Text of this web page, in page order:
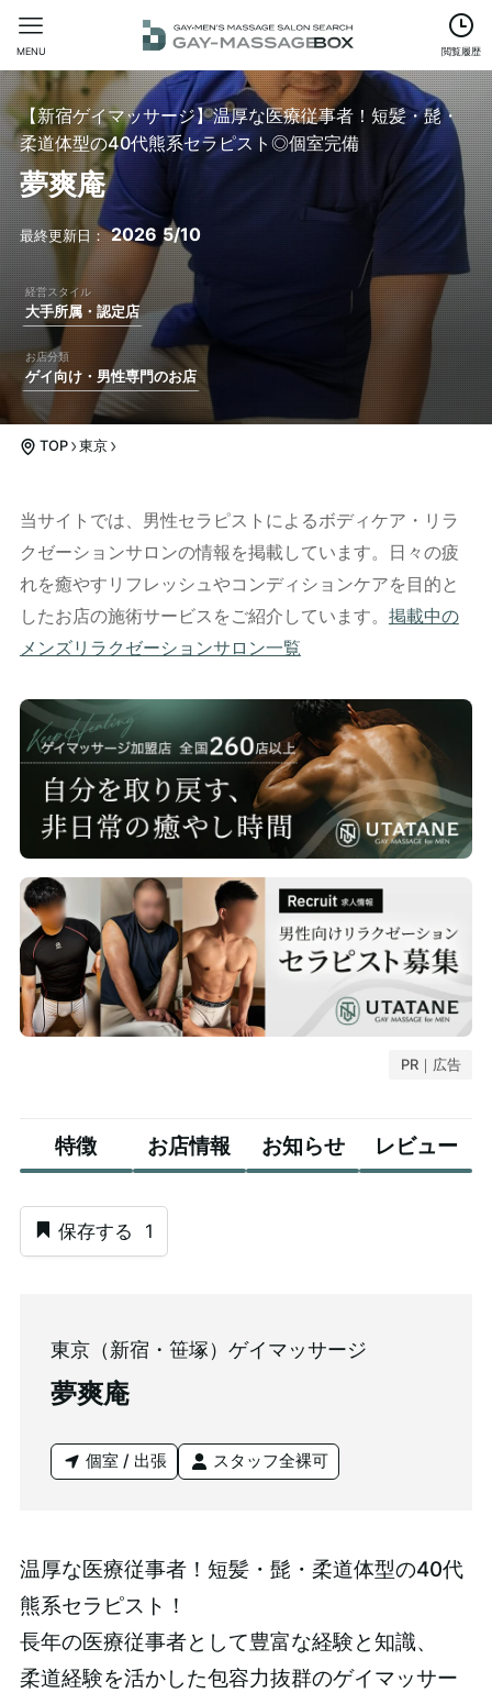
閲覧履歴
MENU
【新宿ゲイマッサージ】温厚な医療従事者！短髪・髭・
柔道体型の40代熊系セラピスト◎個室完備
夢爽庵
2026 5/10
大手所属・認定店
ゲイ向け・男性専門のお店
TOP 東京
当サイトでは、男性セラピストによるボディケア・リラ
クゼーションサロンの情報を掲載しています。日々の疲
れを癒やすリフレッシュやコンディションケアを目的と
したお店の施術サービスをご紹介しています。 掲載中の
メンズリラクゼーションサロン一覧
PR｜広告
特徴 お店情報 お知らせ レビュー
保存する 1
東京（新宿・笹塚）ゲイマッサージ
夢爽庵
個室 / 出張 スタッフ全裸可
温厚な医療従事者！短髪・髭・柔道体型の40代
熊系セラピスト！
長年の医療従事者として豊富な経験と知識、
柔道経験を活かした包容力抜群のゲイマッサー